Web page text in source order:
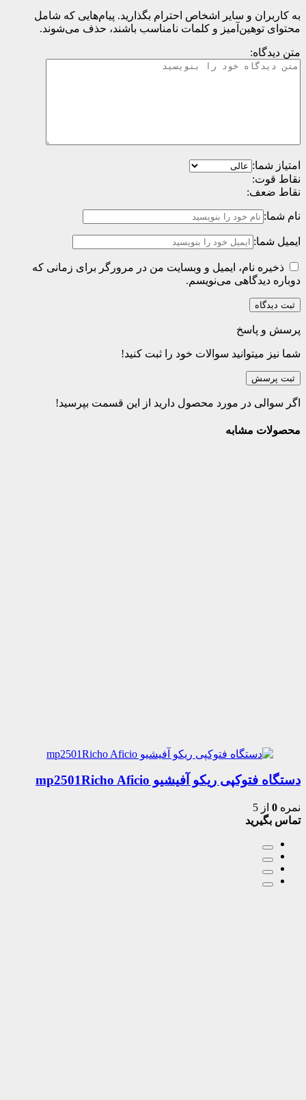
به کاربران و سایر اشخاص احترام بگذارید. پیام‌هایی که شامل
محتوای توهین‌آمیز و کلمات نامناسب باشند، حذف می‌شوند.
متن دیدگاه:
امتیاز شما:
نقاط قوت:
نقاط ضعف:
نام شما:
ایمیل شما:
ذخیره نام، ایمیل و وبسایت من در مرورگر برای زمانی که
دوباره دیدگاهی می‌نویسم.
پرسش و پاسخ
شما نیز میتوانید سوالات خود را ثبت کنید!
ثبت پرسش
اگر سوالی در مورد محصول دارید از این قسمت بپرسید!
محصولات مشابه
دستگاه فتوکپی ریکو آفیشیو mp2501Richo Aficio
نمره 0 از 5
تماس بگیرید